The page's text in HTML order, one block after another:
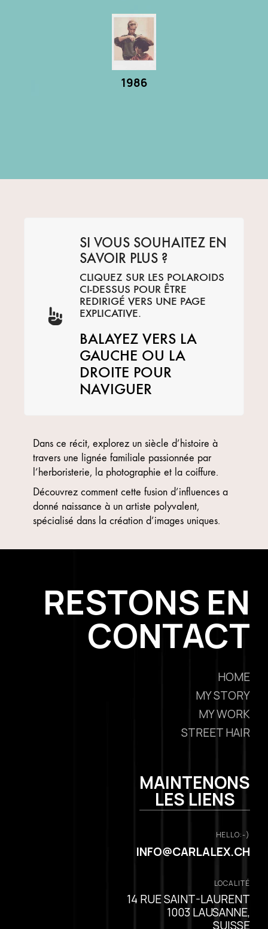
1986
SI VOUS SOUHAITEZ EN
SAVOIR PLUS ?
CLIQUEZ SUR LES POLAROIDS
CI-DESSUS POUR ÊTRE
REDIRIGÉ VERS UNE PAGE
EXPLICATIVE.
BALAYEZ VERS LA
GAUCHE OU LA
DROITE POUR
NAVIGUER
Dans ce récit, explorez un siècle d’histoire à
travers une lignée familiale passionnée par
l’herboristerie, la photographie et la coiffure.
Découvrez comment cette fusion d’influences a
donné naissance à un artiste polyvalent,
spécialisé dans la création d’images uniques.
RESTONS EN
CONTACT
HOME
MY STORY
MY WORK
STREET HAIR
MAINTENONS
LES LIENS
HELLO:-)
INFO@CARLALEX.CH
LOCALITÉ
14 RUE SAINT-LAURENT
1003 LAUSANNE,
SUISSE